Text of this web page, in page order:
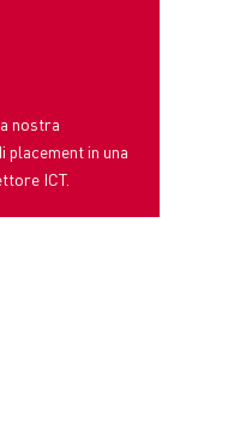
nostra
placement in una
ICT.